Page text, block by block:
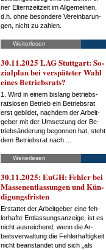
ner El­tern­zeit­zeit im All­ge­mei­nen,
d.h. oh­ne be­son­de­re Ver­ein­ba­run­
gen, nicht zu zah­len.
Weiterlesen
30.11.2025 LAG Stutt­gart: So­
zi­al­plan bei ver­spä­te­ter Wahl
ei­nes Be­triebs­rats?
1. Wird in ei­nem bis­lang be­triebs­
rats­lo­sen Be­trieb ein Be­triebs­rat
erst ge­bil­det, nach­dem der Ar­beit­
ge­ber mit der Um­set­zung der Be­
trieb­s­än­de­rung be­gon­nen hat, steht
dem Be­triebs­rat nach ...
Weiterlesen
30.11.2025: EuGH: Feh­ler bei
Mas­sen­ent­las­sun­gen und Kün­
di­gungs­fris­ten
Er­stat­tet der Ar­beit­ge­ber ei­ne feh­
ler­haf­te Ent­las­sungs­an­zei­ge, ist es
nicht aus­rei­chend, wenn die Ar­
beits­ver­wal­tung die Feh­ler­haf­tig­keit
nicht be­an­stan­det und sich „als